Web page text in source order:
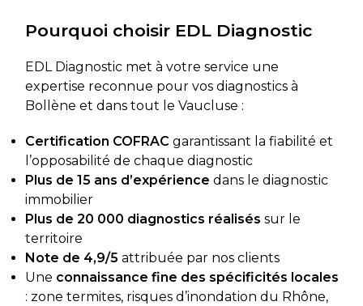
Pourquoi choisir EDL Diagnostic
EDL Diagnostic met à votre service une
expertise reconnue pour vos diagnostics à
Bollène et dans tout le Vaucluse :
Certification COFRACgarantissant la fiabilité et
l’opposabilité de chaque diagnostic
Plus de 15 ans d’expérience dans le diagnostic
immobilier
Plus de 20 000 diagnostics réalisés sur le
territoire
Note de 4,9/5 attribuée par nos clients
Une connaissance fine des spécificités locales
: zone termites, risques d’inondation du Rhône,